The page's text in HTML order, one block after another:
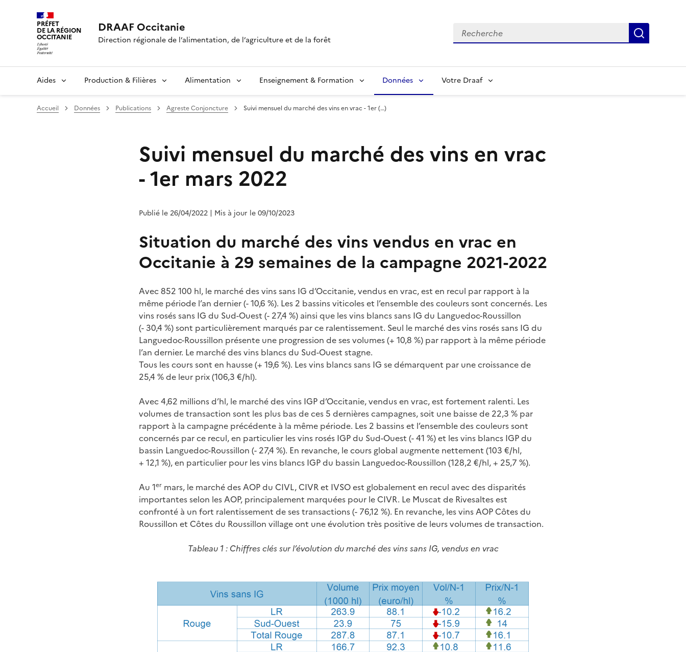
PRÉFET
DE LA RÉGION
OCCITANIE
DRAAF Occitanie
Direction régionale de l’alimentation, de l’agriculture et de la forêt
Recherche
Aides Production & Filières Alimentation Enseignement & Formation Données Votre Draaf
Accueil Données Publications Agreste Conjoncture Suivi mensuel du marché des vins en vrac - 1er (…)
Suivi mensuel du marché des vins en vrac
- 1er mars 2022
Publié le 26/04/2022 | Mis à jour le 09/10/2023
Situation du marché des vins vendus en vrac en
Occitanie à 29 semaines de la campagne 2021-2022
Avec 852 100 hl, le marché des vins sans IG d’Occitanie, vendus en vrac, est en recul par rapport à la
même période l’an dernier (- 10,6 %). Les 2 bassins viticoles et l’ensemble des couleurs sont concernés. Les
vins rosés sans IG du Sud-Ouest (- 27,4 %) ainsi que les vins blancs sans IG du Languedoc-Roussillon
(- 30,4 %) sont particulièrement marqués par ce ralentissement. Seul le marché des vins rosés sans IG du
Languedoc-Roussillon présente une progression de ses volumes (+ 10,8 %) par rapport à la même période
l’an dernier. Le marché des vins blancs du Sud-Ouest stagne.
Tous les cours sont en hausse (+ 19,6 %). Les vins blancs sans IG se démarquent par une croissance de
25,4 % de leur prix (106,3 €/hl).
Avec 4,62 millions d’hl, le marché des vins IGP d’Occitanie, vendus en vrac, est fortement ralenti. Les
volumes de transaction sont les plus bas de ces 5 dernières campagnes, soit une baisse de 22,3 % par
rapport à la campagne précédente à la même période. Les 2 bassins et l’ensemble des couleurs sont
concernés par ce recul, en particulier les vins rosés IGP du Sud-Ouest (- 41 %) et les vins blancs IGP du
bassin Languedoc-Roussillon (- 27,4 %). En revanche, le cours global augmente nettement (103 €/hl,
+ 12,1 %), en particulier pour les vins blancs IGP du bassin Languedoc-Roussillon (128,2 €/hl, + 25,7 %).
Au 1er mars, le marché des AOP du CIVL, CIVR et IVSO est globalement en recul avec des disparités
importantes selon les AOP, principalement marquées pour le CIVR. Le Muscat de Rivesaltes est
confronté à un fort ralentissement de ses transactions (- 76,12 %). En revanche, les vins AOP Côtes du
Roussillon et Côtes du Roussillon village ont une évolution très positive de leurs volumes de transaction.
Tableau 1 : Chiffres clés sur l’évolution du marché des vins sans IG, vendus en vrac